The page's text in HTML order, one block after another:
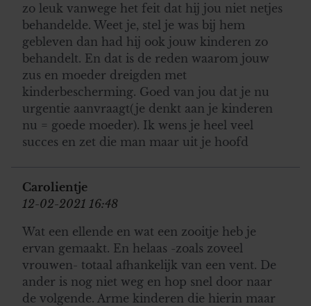
zo leuk vanwege het feit dat hij jou niet netjes
behandelde. Weet je, stel je was bij hem
gebleven dan had hij ook jouw kinderen zo
behandelt. En dat is de reden waarom jouw
zus en moeder dreigden met
kinderbescherming. Goed van jou dat je nu
urgentie aanvraagt(je denkt aan je kinderen
nu = goede moeder). Ik wens je heel veel
succes en zet die man maar uit je hoofd
Carolientje
12-02-2021 16:48
Wat een ellende en wat een zooitje heb je
ervan gemaakt. En helaas -zoals zoveel
vrouwen- totaal afhankelijk van een vent. De
ander is nog niet weg en hop snel door naar
de volgende. Arme kinderen die hierin maar